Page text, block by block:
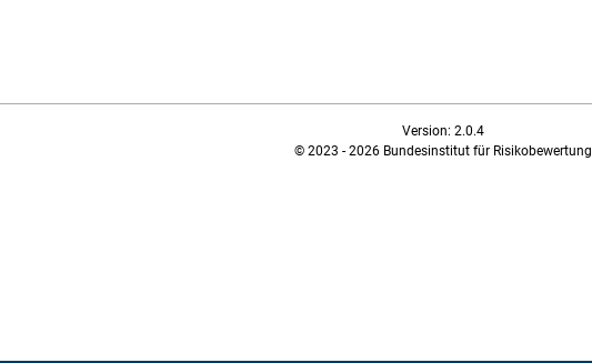
Version: 2.0.4
© 2023 - 2026 Bundesinstitut für Risikobewertung